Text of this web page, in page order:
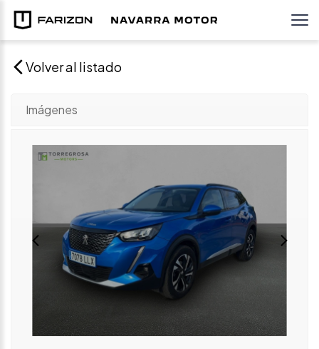
Volver al listado
Imágenes